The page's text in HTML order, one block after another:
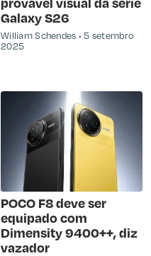
Galaxy S26
William Schendes
5 setembro
2025
POCO F8 deve ser
equipado com
Dimensity 9400++, diz
vazador